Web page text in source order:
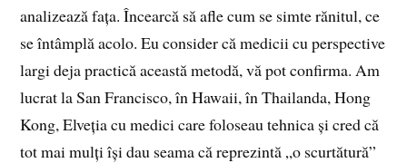
analizează fața. Încearcă să afle cum se simte rănitul, ce
se întâmplă acolo. Eu consider că medicii cu perspective
largi deja practică această metodă, vă pot confirma. Am
lucrat la San Francisco, în Hawaii, în Thailanda, Hong
Kong, Elveția cu medici care foloseau tehnica și cred că
tot mai mulți își dau seama că reprezintă „o scurtătură”